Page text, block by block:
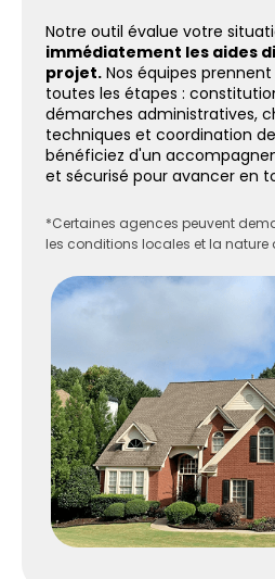
Notre outil évalue votre
immédiatement les aides
projet. Nos équipes
toutes les étapes :
démarches administratives,
techniques et coordination
bénéficiez d'un
et sécurisé pour avancer en
*Certaines agences peuvent
les conditions locales et la nature